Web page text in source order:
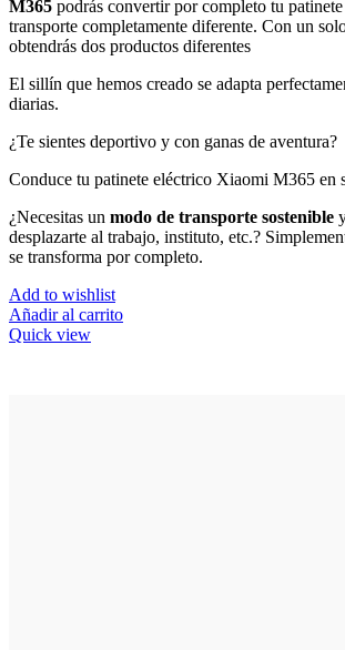
M365 podrás convertir por completo tu
transporte completamente diferente. Con un
obtendrás dos productos diferentes
El sillín que hemos creado se adapta
diarias.
¿Te sientes deportivo y con ganas de aventura?
Conduce tu patinete eléctrico Xiaomi M365 en
¿Necesitas un modo de transporte sostenible
desplazarte al trabajo, instituto, etc.?
se transforma por completo.
Add to wishlist
Añadir al carrito
Quick view